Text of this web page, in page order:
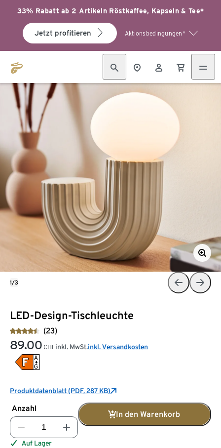
33% Rabatt ab 2 Artikeln Röstkaffee, Kapseln & Tee*
Jetzt profitieren Aktionsbedingungen*
LED-Design-Tischleuchte
(23)
89.00 CHFinkl. MwSt.inkl. Versandkosten
Produktdatenblatt (PDF, 287 KB)
Anzahl
In den Warenkorb
Auf Lager
1/3